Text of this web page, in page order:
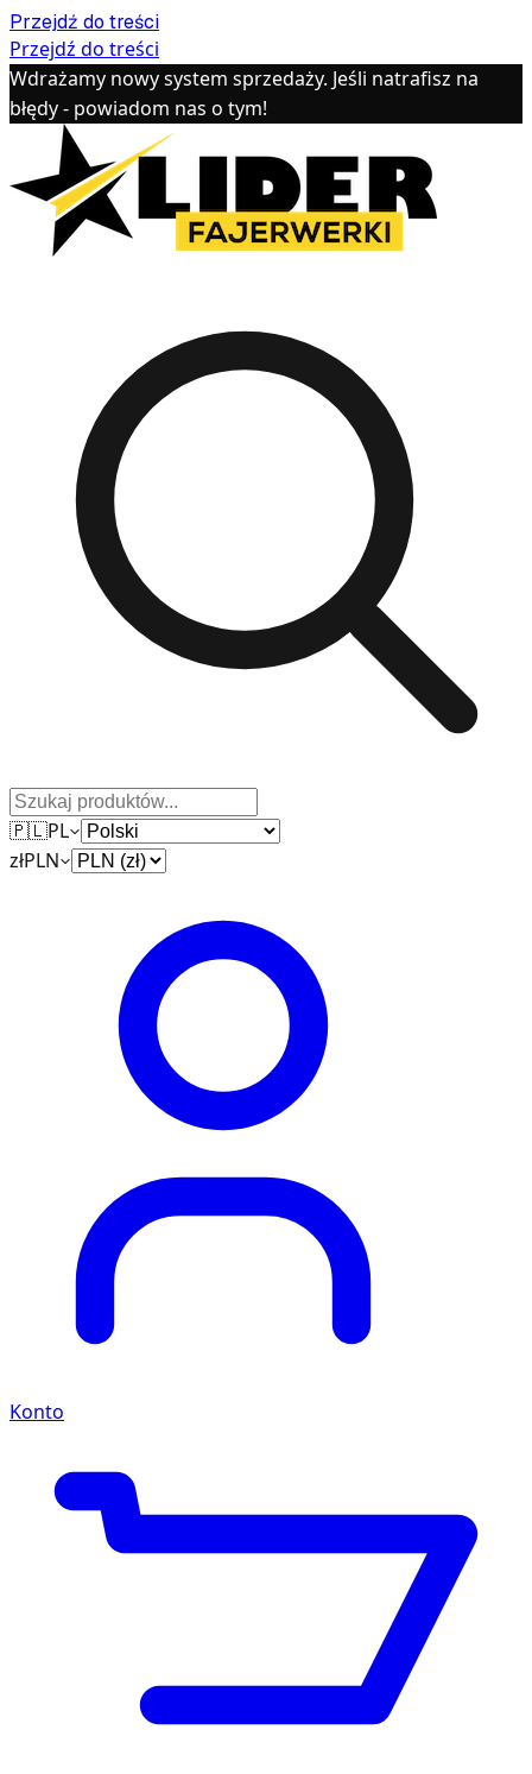
Przejdź do treści
Przejdź do treści
Wdrażamy nowy system sprzedaży. Jeśli natrafisz na
błędy - powiadom nas o tym!
🇵🇱PL
złPLN
Konto